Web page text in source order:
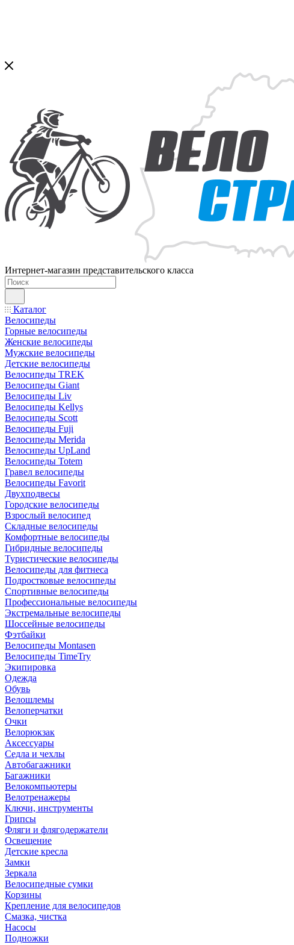
Интернет-магазин представительского класса
Каталог
Велосипеды
Горные велосипеды
Женские велосипеды
Мужские велосипеды
Детские велосипеды
Велосипеды TREK
Велосипеды Giant
Велосипеды Liv
Велосипеды Kellys
Велосипеды Scott
Велосипеды Fuji
Велосипеды Merida
Велосипеды UpLand
Велосипеды Totem
Гравел велосипеды
Велосипеды Favorit
Двухподвесы
Городские велосипеды
Взрослый велосипед
Складные велосипеды
Комфортные велосипеды
Гибридные велосипеды
Туристические велосипеды
Велосипеды для фитнеса
Подростковые велосипеды
Спортивные велосипеды
Профессиональные велосипеды
Экстремальные велосипеды
Шоссейные велосипеды
Фэтбайки
Велосипеды Montasen
Велосипеды TimeTry
Экипировка
Одежда
Обувь
Велошлемы
Велоперчатки
Очки
Велорюкзак
Аксессуары
Седла и чехлы
Автобагажники
Багажники
Велокомпьютеры
Велотренажеры
Ключи, инструменты
Грипсы
Фляги и флягодержатели
Освещение
Детские кресла
Замки
Зеркала
Велосипедные сумки
Корзины
Крепление для велосипедов
Смазка, чистка
Насосы
Подножки